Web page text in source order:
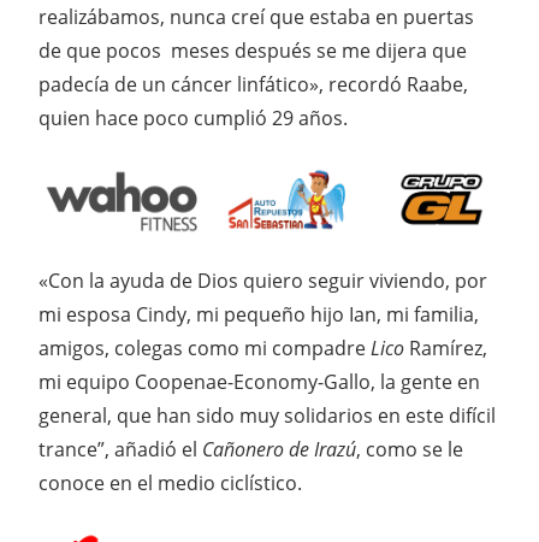
realizábamos, nunca creí que estaba en puertas
de que pocos meses después se me dijera que
padecía de un cáncer linfático», recordó Raabe,
quien hace poco cumplió 29 años.
«Con la ayuda de Dios quiero seguir viviendo, por
mi esposa Cindy, mi pequeño hijo Ian, mi familia,
amigos, colegas como mi compadreLico Ramírez,
mi equipo Coopenae-Economy-Gallo, la gente en
general, que han sido muy solidarios en este difícil
trance”, añadió el Cañonero de Irazú, como se le
conoce en el medio ciclístico.